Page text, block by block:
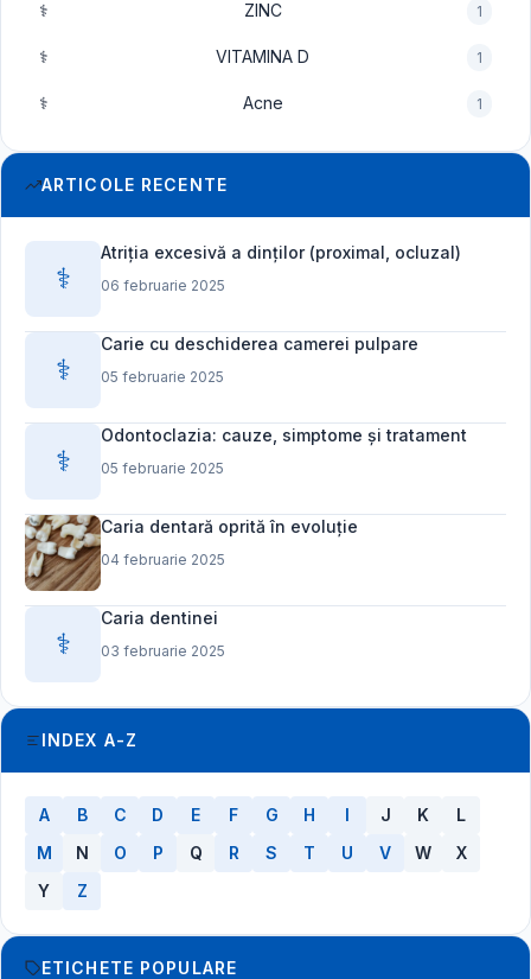
⚕️ ZINC 1
⚕️ VITAMINA D 1
⚕️ Acne 1
ARTICOLE RECENTE
⚕️
Atriția excesivă a dinților (proximal, ocluzal)
06 februarie 2025
⚕️
Carie cu deschiderea camerei pulpare
05 februarie 2025
⚕️
Odontoclazia: cauze, simptome și tratament
05 februarie 2025
Caria dentară oprită în evoluție
04 februarie 2025
⚕️
Caria dentinei
03 februarie 2025
INDEX A-Z
A B C D E F G H I J K
L
M
N O P Q R S T U V W
X
Y
Z
ETICHETE POPULARE